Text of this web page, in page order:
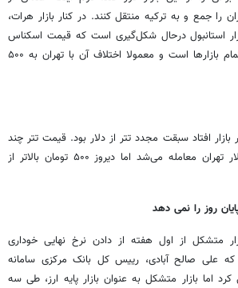
را جمع و به ترکیه منتقل کنند. در کنار بازار هرات،
استانبول درحال شکل‌گیری است که قیمت اسکناس
دلار در استانبول بالاتر از تمام بازارها است و معمولا اختلاف آن با تهران به ۵۰۰
بازار افتاد سبقت مجدد تتر از دلار بود. قیمت تتر چند
وقتی بود که پایین‌تر از دلار تهران معامله می‌شد اما دیروز ۵۰۰ تومان بالاتر از
روز را نمی دهد
متشکل از اول هفته از دادن نرخ نهایی خوداری
علی صالح آبادی، رییس کل بانک مرکزی سامانه
اما بازار متشکل به عنوان بازار پایه ارز، طی سه